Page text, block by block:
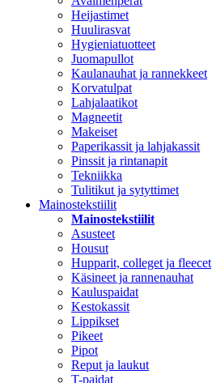
Heijastimet
Huulirasvat
Hygieniatuotteet
Juomapullot
Kaulanauhat ja rannekkeet
Korvatulpat
Lahjalaatikot
Magneetit
Makeiset
Paperikassit ja lahjakassit
Pinssit ja rintanapit
Tekniikka
Tulitikut ja sytyttimet
Mainostekstiilit
Mainostekstiilit
Asusteet
Housut
Hupparit, colleget ja fleecet
Käsineet ja rannenauhat
Kauluspaidat
Kestokassit
Lippikset
Pikeet
Pipot
Reput ja laukut
T-paidat